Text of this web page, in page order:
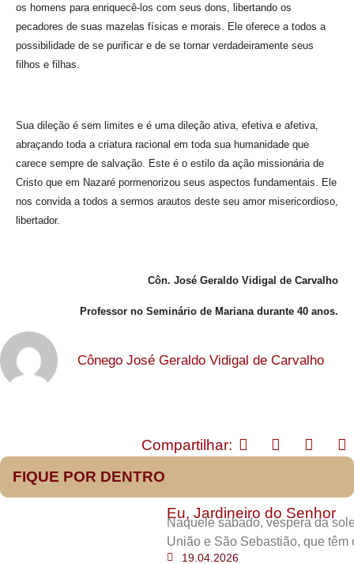
os homens para enriquecê-los com seus dons, libertando os
pecadores de suas mazelas físicas e morais. Ele oferece a todos a
possibilidade de se purificar e de se tornar verdadeiramente seus
filhos e filhas.
Sua dileção é sem limites e é uma dileção ativa, efetiva e afetiva,
abraçando toda a criatura racional em toda sua humanidade que
carece sempre de salvação. Este é o estilo da ação missionária de
Cristo que em Nazaré pormenorizou seus aspectos fundamentais. Ele
nos convida a todos a sermos arautos deste seu amor misericordioso,
libertador.
Côn. José Geraldo Vidigal de Carvalho
Professor no Seminário de Mariana durante 40 anos.
Cônego José Geraldo Vidigal de Carvalho
Compartilhar:
FIQUE POR DENTRO
Eu, Jardineiro do Senhor
Naquele sábado, véspera da
União e São Sebastião, que têm
19.04.2026